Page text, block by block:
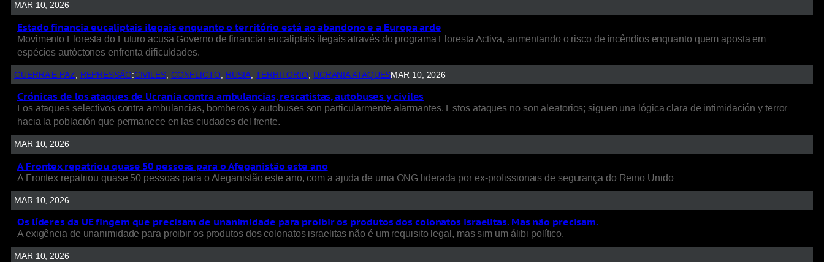
MAR 10, 2026
Estado financia eucaliptais ilegais enquanto o território está ao abandono e a Europa arde
Movimento Floresta do Futuro acusa Governo de financiar eucaliptais ilegais através do programa Floresta Activa, aumentando o risco de incêndios enquanto quem aposta em
espécies autóctones enfrenta dificuldades.
GUERRA E PAZ REPRESSÃO:CIVILES, CONFLICTO, RUSIA TERRITORIO UCRANIA ATAQUESMAR 10, 2026
Crónicas de los ataques de Ucrania contra ambulancias, rescatistas, autobuses y civiles
Los ataques selectivos contra ambulancias, bomberos y autobuses son particularmente alarmantes. Estos ataques no son aleatorios; siguen una lógica clara de intimidación y terror
hacia la población que permanece en las ciudades del frente.
MAR 10, 2026
A Frontex repatriou quase 50 pessoas para o Afeganistão este ano
A Frontex repatriou quase 50 pessoas para o Afeganistão este ano, com a ajuda de uma ONG liderada por ex-profissionais de segurança do Reino Unido
MAR 10, 2026
Os líderes da UE fingem que precisam de unanimidade para proibir os produtos dos colonatos israelitas. Mas não precisam.
A exigência de unanimidade para proibir os produtos dos colonatos israelitas não é um requisito legal, mas sim um álibi político.
MAR 10, 2026